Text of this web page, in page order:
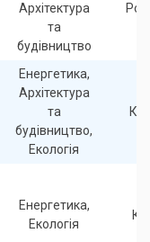
Архітектура
та
будівництво
Енергетика,
Архітектура
та
будівництво,
Екологія
Енергетика,
Екологія